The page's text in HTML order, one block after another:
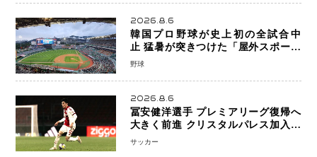
2026.8.6
韓国プロ野球が史上初の全試合中
止 猛暑が突きつけた「屋外スポーツ
の限界」 日本発のドーム型施設時代
野球
2026.8.6
冨安健洋選手 プレミアリーグ復帰へ
大きく前進 クリスタルパレス加入目
前 メディカルチェックも通過
サッカー